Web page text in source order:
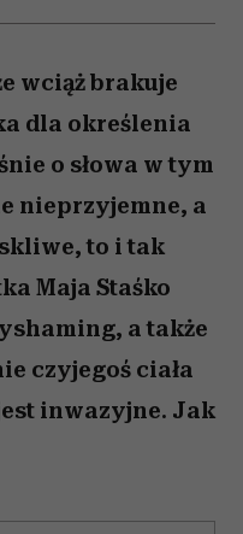
wciąż brakuje
dla określenia
o słowa w tym
nieprzyjemne, a
to i tak
Maja Staśko
a także
czyjegoś ciała
inwazyjne. Jak